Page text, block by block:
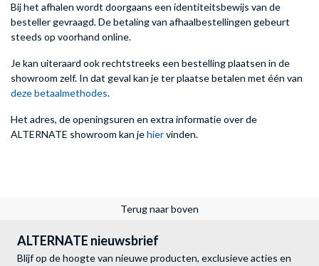
Bij het afhalen wordt doorgaans een identiteitsbewijs van de
besteller gevraagd. De betaling van afhaalbestellingen gebeurt
steeds op voorhand online.
Je kan uiteraard ook rechtstreeks een bestelling plaatsen in de
showroom zelf. In dat geval kan je ter plaatse betalen met één van
deze betaalmethodes.
Het adres, de openingsuren en extra informatie over de
ALTERNATE showroom kan jehiervinden.
Terug naar boven
ALTERNATE nieuwsbrief
Blijf op de hoogte van nieuwe producten, exclusieve acties en